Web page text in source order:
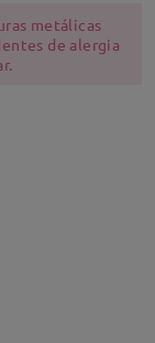
metálicas
de alergia